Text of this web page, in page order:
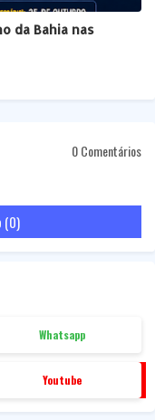
da Bahia nas
0 Comentários
(0)
Whatsapp
Youtube